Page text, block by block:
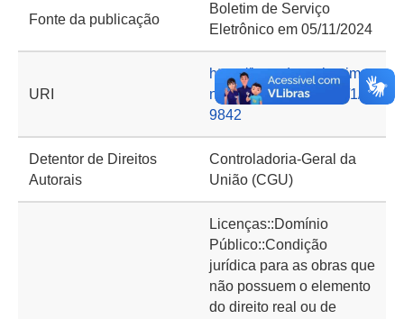
Fonte da publicação
Boletim de Serviço
Eletrônico em 05/11/2024
URI
https://basedeconhecime
nto.cgu.gov.br/handle/1/1
9842
Detentor de Direitos
Autorais
Controladoria-Geral da
União (CGU)
Licenças::Domínio
Público::Condição
jurídica para as obras que
não possuem o elemento
do direito real ou de